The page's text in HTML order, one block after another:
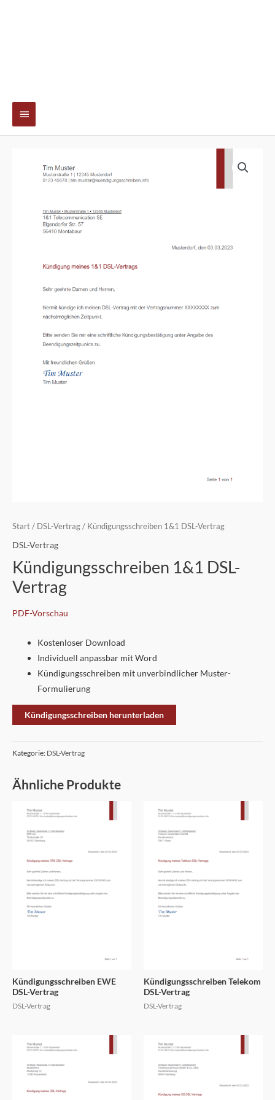
Hauptmenü
Start / DSL-Vertrag / Kündigungsschreiben 1&1 DSL-Vertrag
DSL-Vertrag
Kündigungsschreiben 1&1 DSL-
Vertrag
PDF-Vorschau
Kostenloser Download
Individuell anpassbar mit Word
Kündigungsschreiben mit unverbindlicher Muster-
Formulierung
Kündigungsschreiben herunterladen
Kategorie: DSL-Vertrag
Ähnliche Produkte
Kündigungsschreiben EWE
DSL-Vertrag
DSL-Vertrag
Kündigungsschreiben Telekom
DSL-Vertrag
DSL-Vertrag